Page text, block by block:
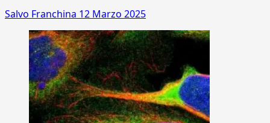
Salvo Franchina 12 Marzo 2025